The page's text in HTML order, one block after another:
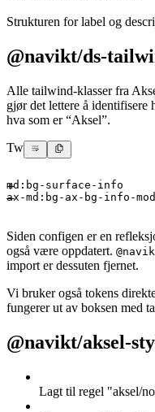
Strukturen for label og
@navikt/ds-
Alle tailwind-klasser fra
gjør det lettere å identifisere
hva som er “Aksel”.
Tw
md:bg-surface-info
ax-md:bg-ax-bg-info-
Siden configen er en
også være oppdatert.
import er dessuten fjernet.
Vi bruker også tokens
fungerer ut av boksen med
@navikt/aksel-
Lagt til regel "aksel/